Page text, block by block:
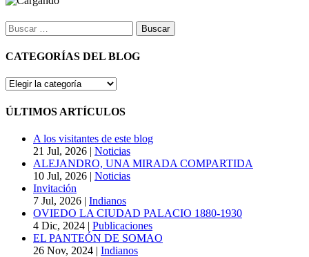
Buscar:
CATEGORÍAS DEL BLOG
CATEGORÍAS
BLOG
ÚLTIMOS ARTÍCULOS
A los visitantes de este blog
21 Jul, 2026 | Noticias
ALEJANDRO, UNA MIRADA COMPARTIDA
10 Jul, 2026 | Noticias
Invitación
7 Jul, 2026 | Indianos
OVIEDO LA CIUDAD PALACIO 1880-1930
4 Dic, 2024 | Publicaciones
EL PANTEÓN DE SOMAO
26 Nov, 2024 | Indianos